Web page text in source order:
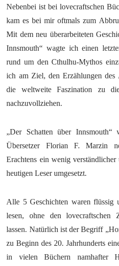
Nebenbei ist bei lovecraftschen
kam es bei mir oftmals zum
Mit dem neu überarbeiteten
Innsmouth“ wagte ich einen
rund um den Cthulhu-Mythos
ich am Ziel, den Erzählungen
die weltweite Faszination zu
nachzuvollziehen.
„Der Schatten über
Übersetzer Florian F. Marzin
Erachtens ein wenig
heutigen Leser umgesetzt.
Alle 5 Geschichten waren flüssig
lesen, ohne den lovecraftschen
lassen. Natürlich ist der Begriff
zu Beginn des 20. Jahrhunderts
in vielen Büchern namhafter